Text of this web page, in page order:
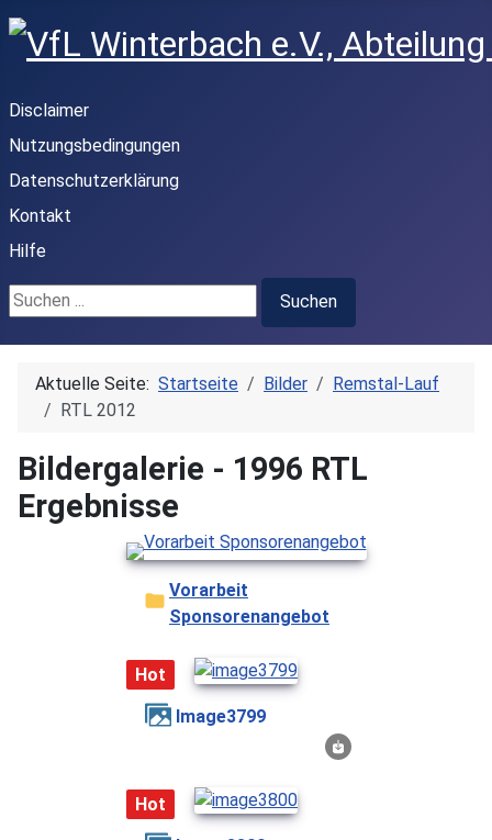
Disclaimer
Nutzungsbedingungen
Datenschutzerklärung
Kontakt
Hilfe
Suchen ...
Suchen
Aktuelle Seite: Startseite Bilder
Remstal-Lauf
RTL 2012
Bildergalerie - 1996 RTL
Ergebnisse
Vorarbeit
Sponsorenangebot
Hot
image3799
Hot